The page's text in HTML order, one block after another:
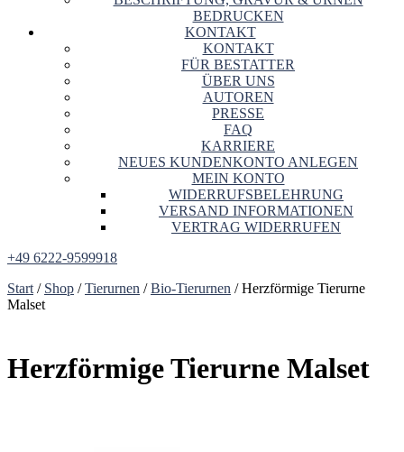
BEDRUCKEN
KONTAKT
KONTAKT
FÜR BESTATTER
ÜBER UNS
AUTOREN
PRESSE
FAQ
KARRIERE
NEUES KUNDENKONTO ANLEGEN
MEIN KONTO
WIDERRUFSBELEHRUNG
VERSAND INFORMATIONEN
VERTRAG WIDERRUFEN
+49 6222-9599918
Start / Shop /Tierurnen /Bio-Tierurnen / Herzförmige Tierurne
Malset
Herzförmige Tierurne Malset